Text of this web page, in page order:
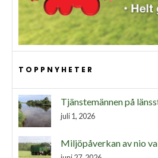
TOPPNYHETER
Tjänstemännen på
juli 1, 2026
Miljöpåverkan av nio